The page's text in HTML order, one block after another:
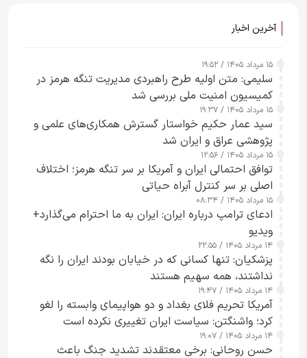
آخرین اخبار
۱۵ مرداد ۱۴۰۵ / ۱۹:۵۲
سلیمی: متن اولیه طرح راهبردی مدیریت تنگه هرمز در
کمیسیون امنیت ملی بررسی شد
۱۵ مرداد ۱۴۰۵ / ۱۹:۳۷
سید عمار حکیم خواستار گسترش همکاری‌های علمی و
پژوهشی عراق و ایران شد
۱۵ مرداد ۱۴۰۵ / ۱۲:۵۶
توافق احتمالی ایران و آمریکا بر سر تنگه هرمز؛ اختلاف
اصلی بر سر کنترل آبراه حیاتی
۱۵ مرداد ۱۴۰۵ / ۰۸:۳۴
ادعای ترامپ درباره ایران: ایران به ما احترام می‌گذارد+
ویدیو
۱۴ مرداد ۱۴۰۵ / ۲۲:۵۵
پزشکیان: تنها کسانی که در خیابان بودند ایران را نگه
نداشتند، همه سهیم هستند
۱۴ مرداد ۱۴۰۵ / ۱۹:۴۷
آمریکا تحریم فلای بغداد و دو هواپیمای وابسته را لغو
کرد؛ واشنگتن: سیاست ایران تغییری نکرده است
۱۴ مرداد ۱۴۰۵ / ۱۹:۰۷
حسن روحانی: برخی معتقدند تشدید جنگ باعث